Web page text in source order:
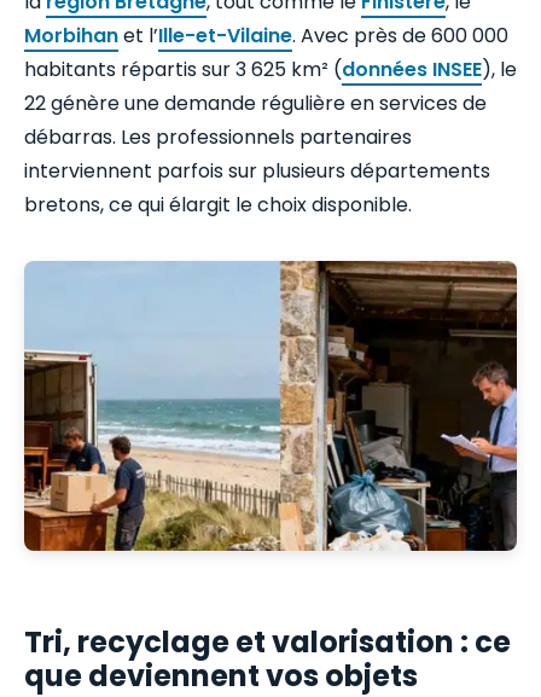
Morbihanet l’Ille-et-Vilaine. Avec près de 600 000
habitants répartis sur 3 625 km² (données INSEE), le
22 génère une demande régulière en services de
débarras. Les professionnels partenaires
interviennent parfois sur plusieurs départements
bretons, ce qui élargit le choix disponible.
Tri, recyclage et valorisation : ce
que deviennent vos objets